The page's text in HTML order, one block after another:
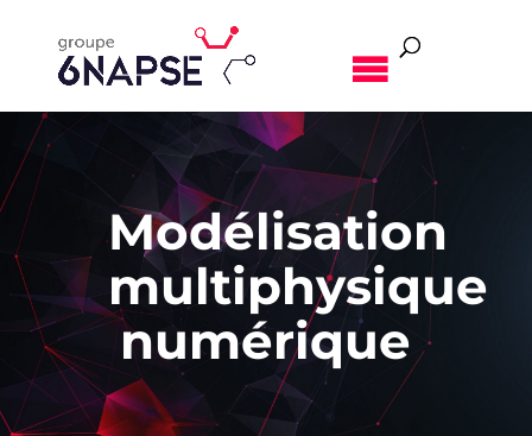
Modélisation
multiphysique
numérique